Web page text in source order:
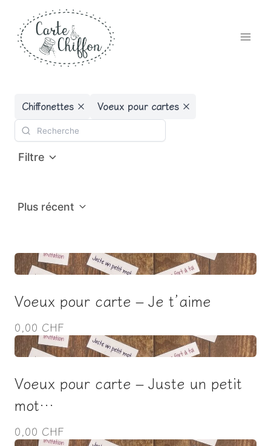
contenu
Chiffonettes Voeux pour cartes
Filtre
Plus récent
Voeux pour carte – Je t’aime
0,00 CHF
Voeux pour carte – Juste un petit
mot…
0,00 CHF